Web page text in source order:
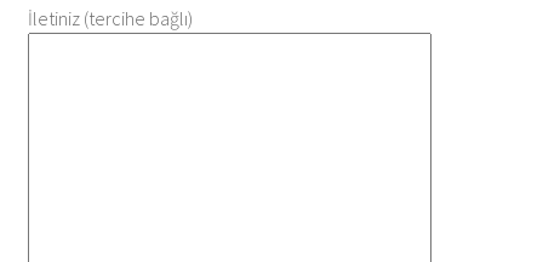
İletiniz (tercihe bağlı)